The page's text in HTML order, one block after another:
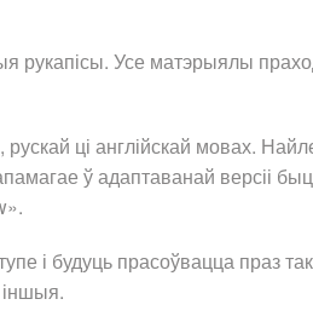
рукапісы. Усе матэрыялы
рускай ці англійскай мовах.
ў адаптаванай версіі
і будуць прасоўвацца праз